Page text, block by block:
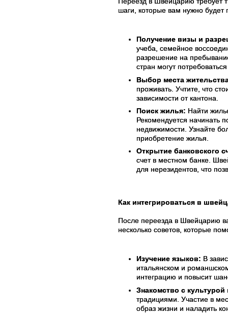
шаги, которые вам нужно будет
Получение визы и
учеба, семейное
разрешение на
стран могут
Выбор места
проживать. Учтите, что
зависимости от кантона.
Поиск жилья: Найти
Рекомендуется начинать
недвижимости. Узнайте
приобретение жилья.
Открытие банковского
счет в местном банке.
для нерезидентов, что
Как интегрироваться в
После переезда в Швейцарию
несколько советов, которые
Изучение языков: В
итальянском и
интеграцию и повысит
Знакомство с
традициями. Участие в
образ жизни и наладить